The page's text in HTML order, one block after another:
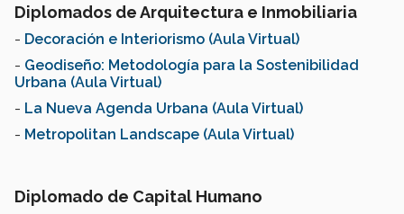
Diplomados de Arquitectura e Inmobiliaria
- Decoración e Interiorismo (Aula Virtual)
- Geodiseño: Metodología para la Sostenibilidad
Urbana (Aula Virtual)
- La Nueva Agenda Urbana (Aula Virtual)
- Metropolitan Landscape (Aula Virtual)
Diplomado de Capital Humano